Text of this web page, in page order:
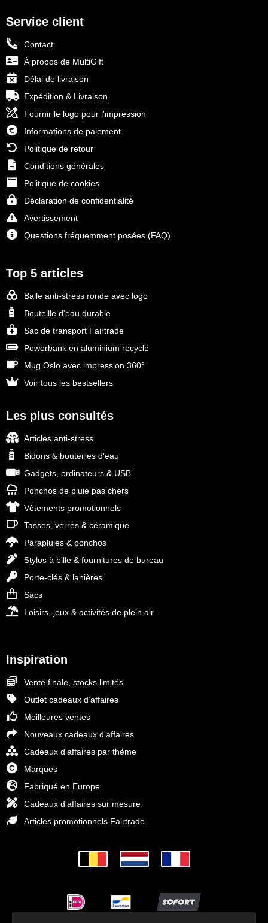
Service client
Contact
À propos de MultiGift
Délai de livraison
Expédition & Livraison
Fournir le logo pour l'impression
Informations de paiement
Politique de retour
Conditions générales
Politique de cookies
Déclaration de confidentialité
Avertissement
Questions fréquemment posées (FAQ)
Top 5 articles
Balle anti-stress ronde avec logo
Bouteille d'eau durable
Sac de transport Fairtrade
Powerbank en aluminium recyclé
Mug Oslo avec impression 360°
Voir tous les bestsellers
Les plus consultés
Articles anti-stress
Bidons & bouteilles d'eau
Gadgets, ordinateurs & USB
Ponchos de pluie pas chers
Vêtements promotionnels
Tasses, verres & céramique
Parapluies & ponchos
Stylos à bille & fournitures de bureau
Porte-clés & lanières
Sacs
Loisirs, jeux & activités de plein air
Inspiration
Vente finale, stocks limités
Outlet cadeaux d’affaires
Meilleures ventes
Nouveaux cadeaux d'affaires
Cadeaux d'affaires par thème
Marques
Fabriqué en Europe
Cadeaux d'affaires sur mesure
Articles promotionnels Fairtrade